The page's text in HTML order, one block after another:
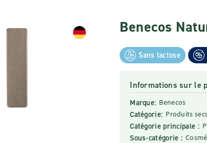
Benecos
Sans lactose
Informations sur le
Marque: Benecos
Catégorie: Produits
Catégorie principale :
Sous-catégorie :